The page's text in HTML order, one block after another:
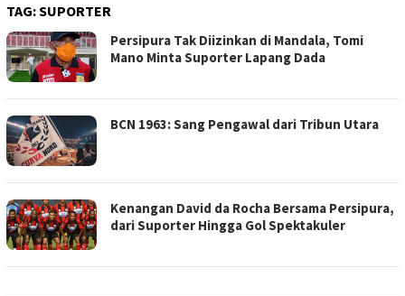
TAG:SUPORTER
Persipura Tak Diizinkan di Mandala, Tomi
Mano Minta Suporter Lapang Dada
BCN 1963: Sang Pengawal dari Tribun Utara
Kenangan David da Rocha Bersama Persipura,
dari Suporter Hingga Gol Spektakuler